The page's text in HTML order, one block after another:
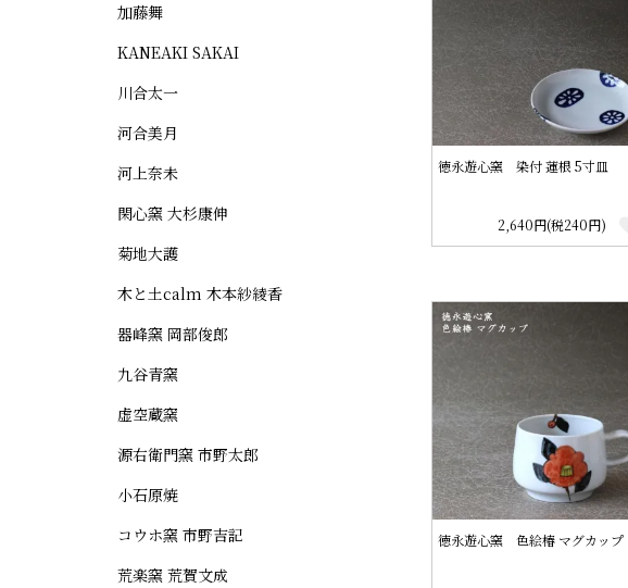
徳永遊心窯 染付 蓮根 5寸皿
2,640円(税240円)
徳永遊心窯 色絵椿 マグカップ
加藤舞
KANEAKI SAKAI
川合太一
河合美月
河上奈未
閑心窯 大杉康伸
菊地大護
木と土calm 木本紗綾香
器峰窯 岡部俊郎
九谷青窯
虚空蔵窯
源右衛門窯 市野太郎
小石原焼
コウホ窯 市野吉記
荒楽窯 荒賀文成